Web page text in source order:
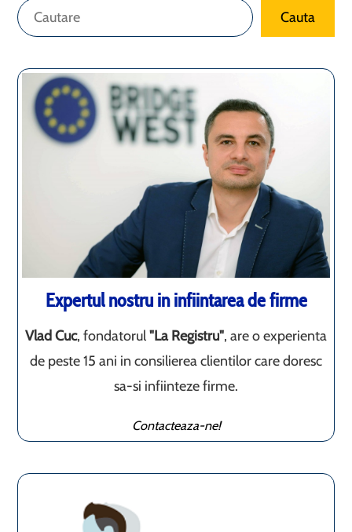
Caută Cauta
Expertul nostru in infiintarea de firme
Vlad Cuc, fondatorul"La Registru", are o experienta
de peste 15 ani in consilierea clientilor care doresc
sa-si infiinteze firme.
Contacteaza-ne!